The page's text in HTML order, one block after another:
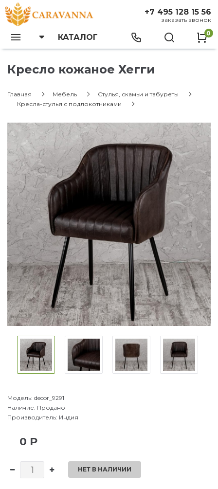
+7 495 128 15 56
заказать звонок
КАТАЛОГ 0
Кресло кожаное Хегги
Главная Мебель
Стулья, скамьи и табуреты
Кресла-стулья с подлокотниками
Модель: decor_9291
Наличие: Продано
Производитель: Индия
0 Р
НЕТ В НАЛИЧИИ